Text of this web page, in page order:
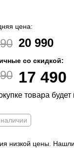
цена:
20 990
со скидкой:
17 490
товара
низкой цены.